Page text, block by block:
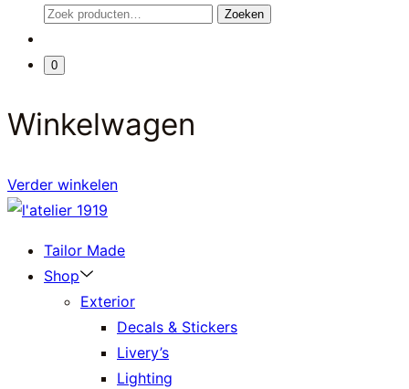
Toggle
Zoeken
Zoeken
Minicart
Toggle
0
Winkelwagen
Verder winkelen
Tailor Made
Shop
Exterior
Decals & Stickers
Livery’s
Lighting